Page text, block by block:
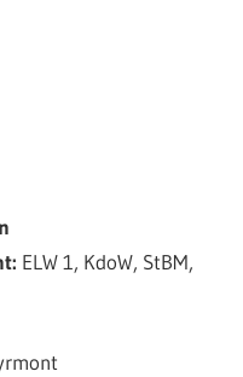
ELW 1, KdoW, StBM,